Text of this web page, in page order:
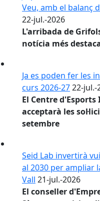
Ja podeu consultar
Veu, amb el balanç
22-jul.-2026
notícia més
Ja es poden fer les
curs 2026-2722-jul.-
El Centre
setembre
Seid Lab invertirà
al 2030 per ampliar